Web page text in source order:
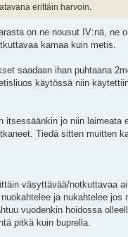
erittäin harvoin.
on ne nousut IV:nä, ne
kamaa kuin metis.
saadaan ihan puhtaana
käytössä niin
itsessäänkin jo niin laimeata
Tiedä sitten muitten
väsyttävää/notkuttavaa
ja nukahtelee jos
vuodenkin hoidossa
pitkä kuin buprella.